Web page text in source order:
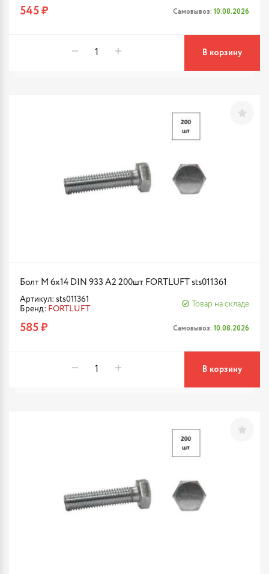
545 ₽ Самовывоз: 10.08.2026
В корзину
Болт М 6х14 DIN 933 A2 200шт FORTLUFT sts011361
Артикул: sts011361
Бренд: FORTLUFT
Товар на складе
585 ₽ Самовывоз: 10.08.2026
В корзину